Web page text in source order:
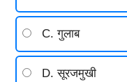
C. गुलाब
D. सूरजमुखी